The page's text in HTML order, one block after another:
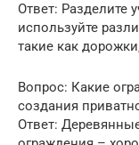
Ответ: Разделите
используйте
такие как
Вопрос: Какие
создания
Ответ: